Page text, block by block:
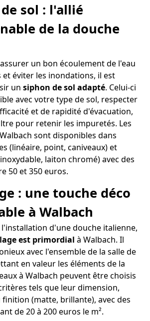
sol : l'allié
de la douche
un bon écoulement de l'eau
et éviter les inondations, il est
un siphon de sol adapté. Celui-ci
avec votre type de sol, respecter
et de rapidité d'évacuation,
pour retenir les impuretés. Les
sont disponibles dans
(linéaire, point, caniveaux) et
laiton chromé) avec des
50 et 350 euros.
: une touche déco
à Walbach
l'installation d'une douche italienne,
est primordial à Walbach. Il
avec l'ensemble de la salle de
en valeur les éléments de la
à Walbach peuvent être choisis
tels que leur dimension,
(matte, brillante), avec des
de 20 à 200 euros le m².